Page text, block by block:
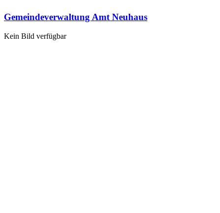
Gemeindeverwaltung Amt Neuhaus
Kein Bild verfügbar